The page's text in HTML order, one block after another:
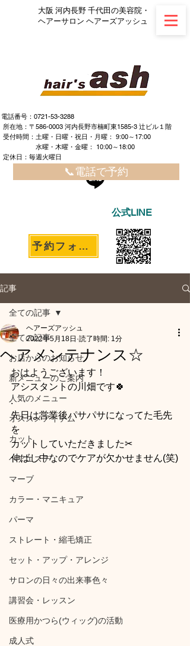
大阪 河内長野 千代田の美容院・
ヘアーサロン ヘアーズアッシュ
電話番号：0721-53-3288
所在地：〒586-0003 河内長野市楠町東1585-3 辻ビル１階
​ ​受付時間：土曜・日曜・祝日・月曜： 9:00～17:00
水曜・木曜・金曜： 10:00～18:00
定休日：毎週火曜日
📞電話で予約
公式LINE
予約フォームへ
記事
全ての記事
お店からのお知らせ
新メニューのご案内
人気のメニュー
オススメアイテム
カット
ヘアエステ
マーブ
カラー・マニキュア
パーマ
ストレート・縮毛矯正
セット・アップ・アレンジ
サロンの日々の出来事色々
講習会・レッスン
医療用かつら(ウィッグ)の活動
成人式
全ての記事
ヘアメンテナンス☆
ヘアーズアッシュ
2022年5月18日 読了時間: 1分
おはようございます！
アシスタントの川畑です🍀
.
先日は営業後パサパサになってた毛先
を
カットしていただきました✂
伸ばし中なのでケアが欠かせません(笑)